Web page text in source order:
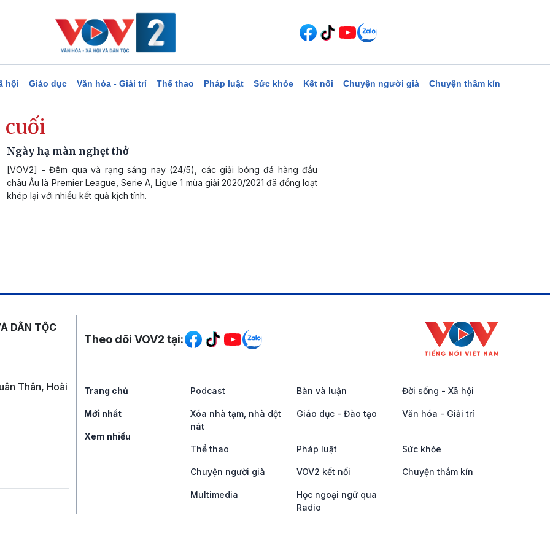
hội Giáo dục Văn hóa - Giải trí Thể thao Pháp luật Sức khỏe Kết nối Chuyện người già Chuyện thầm kín
cuối
Ngày hạ màn nghẹt thở
[VOV2] - Đêm qua và rạng sáng nay (24/5), các giải bóng đá hàng đầu
châu Âu là Premier League, Serie A, Ligue 1 mùa giải 2020/2021 đã đồng loạt
khép lại với nhiều kết quả kịch tính.
DÂN TỘC
Thân, Hoài
Mạng xã hội
Theo dõi VOV2 tại:
Trang chủ
Mới nhất
Xem nhiều
Podcast Bàn và luận Đời sống - Xã hội
Xóa nhà tạm, nhà dột
nát
Giáo dục - Đào tạo Văn hóa - Giải trí
Thể thao Pháp luật Sức khỏe
Chuyện người già VOV2 kết nối Chuyện thầm kín
Multimedia
Học ngoại ngữ qua
Radio